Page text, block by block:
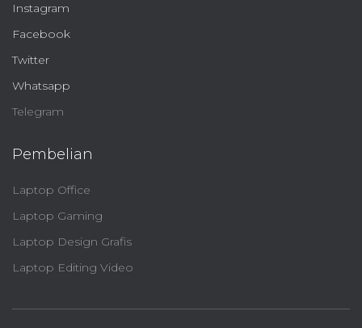
Instagram
Facebook
Twitter
Whatsapp
Telegram
Pembelian
Laptop Office
Laptop Gaming
Laptop Design Grafis
Laptop Editing Video